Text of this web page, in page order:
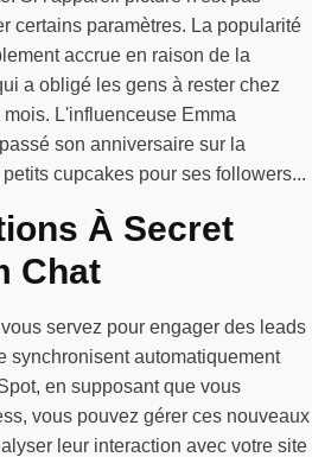
certains paramètres. La popularité
accrue en raison de la
a obligé les gens à rester chez
L'influenceuse Emma
son anniversaire sur la
cupcakes pour ses followers...
À Secret
Chat
servez pour engager des leads
synchronisent automatiquement
en supposant que vous
vous pouvez gérer ces nouveaux
leur interaction avec votre site